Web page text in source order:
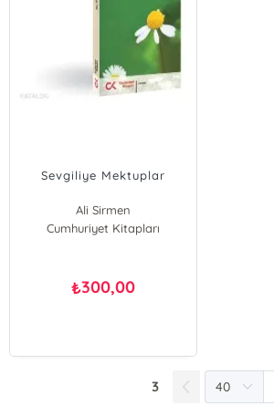
Sevgiliye Mektuplar
Ali Sirmen
Cumhuriyet Kitapları
₺300,00
3